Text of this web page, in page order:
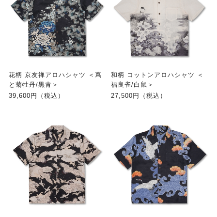
花柄 京友禅アロハシャツ ＜蔦
と菊牡丹/黒青＞
39,600円（税込）
和柄 コットンアロハシャツ ＜
福良雀/白鼠＞
27,500円（税込）